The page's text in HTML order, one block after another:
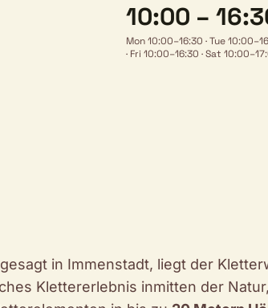
10:00 –
Mon 10:00–16:30 ·Tue
· Fri 10:00–16:30 ·Sat
in Immenstadt, liegt der
Klettererlebnis inmitten der